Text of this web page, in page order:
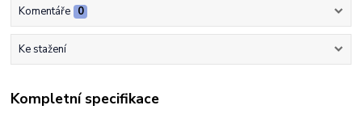
Komentáře 0
Ke stažení
Kompletní specifikace